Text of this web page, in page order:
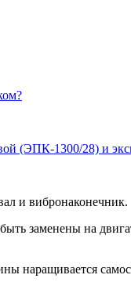
(ЭПК-1300/28) и
и вибронаконечник.
заменены на
наращивается